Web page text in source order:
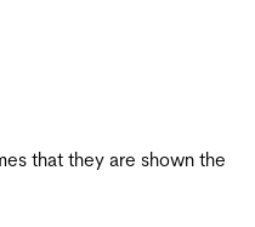
that they are shown the